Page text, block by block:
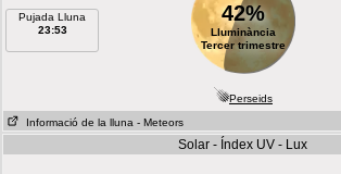
Pujada Lluna
23:53
42%
Lluminància
Tercer trimestre
Perseids
Informació de la lluna - Meteors
Solar - Índex UV - Lux